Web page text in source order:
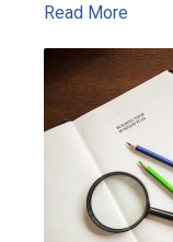
Read More